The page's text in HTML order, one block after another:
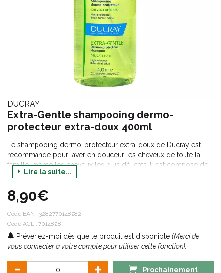
DUCRAY
Extra-Gentle shampooing dermo-
protecteur extra-doux 400ml
Le shampooing dermo-protecteur extra-doux de Ducray est
recommandé pour laver en douceur les cheveux de toute la
famille, même les cheveux les plus délicats. Il est composé de
vitamine E qui a des vertus anti-oxydantes et d'une formule
brillants et souples.
Lire la suite...
8,90€
Code EAN : 3282770148282
Code ACL : 7014828
Prévenez-moi dès que le produit est disponible (Merci de
vous connecter à votre compte pour utiliser cette fonction).
Prochainement